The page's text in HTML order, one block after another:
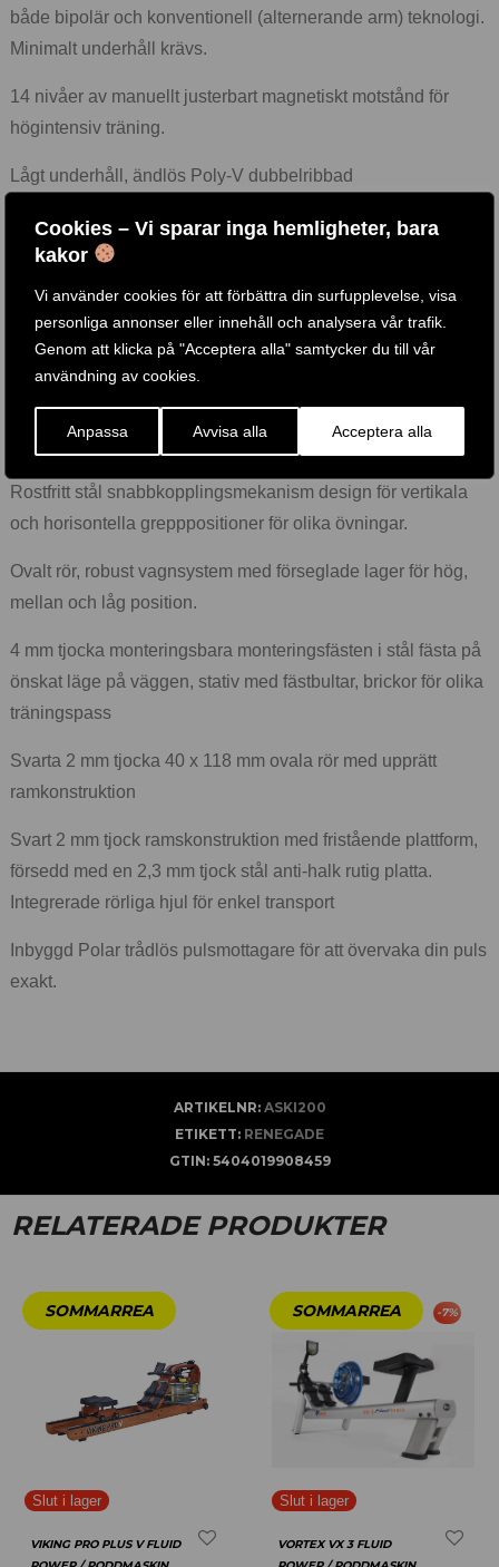
Cookies – Vi sparar inga hemligheter, bara
kakor
Vi använder cookies för att förbättra din surfupplevelse, visa
personliga annonser eller innehåll och analysera vår trafik.
Genom att klicka på "Acceptera alla" samtycker du till vår
användning av cookies.
Anpassa Avvisa alla Acceptera alla
både bipolär och konventionell (alternerande arm) teknologi.
Minimalt underhåll krävs.
14 nivåer av manuellt justerbart magnetiskt motstånd för
högintensiv träning.
Lågt underhåll, ändlös Poly-V dubbelribbad
Lättvikts, höghållfasta drivsladdar för en smidig träning och
lång livslängd.
Självnivellerande remskivasystem med robusta tätade lager
Ergonomiskt utformat handtag för horisontella och vertikala
placeringsmöjligheter för att träna olika muskler.
Rostfritt stål snabbkopplingsmekanism design för vertikala
och horisontella grepppositioner för olika övningar.
Ovalt rör, robust vagnsystem med förseglade lager för hög,
mellan och låg position.
4 mm tjocka monteringsbara monteringsfästen i stål fästa på
önskat läge på väggen, stativ med fästbultar, brickor för olika
träningspass
Svarta 2 mm tjocka 40 x 118 mm ovala rör med upprätt
ramkonstruktion
Svart 2 mm tjock ramskonstruktion med fristående plattform,
försedd med en 2,3 mm tjock stål anti-halk rutig platta.
Integrerade rörliga hjul för enkel transport
Inbyggd Polar trådlös pulsmottagare för att övervaka din puls
exakt.
ARTIKELNR: ASKI200
ETIKETT: RENEGADE
GTIN: 5404019908459
RELATERADE PRODUKTER
VIKING PRO PLUS V FLUID
-7%
VORTEX VX 3 FLUID